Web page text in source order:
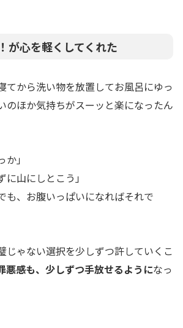
が心を軽くしてくれた
てから洗い物を放置してお風呂にゆっ
のほか気持ちがスーッと楽になったん
か」
に山にしとこう」
も、お腹いっぱいになればそれで
じゃない選択を少しずつ許していくこ
悪感も、少しずつ手放せるようになっ